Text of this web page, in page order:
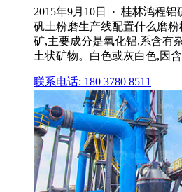
2015年9月10日 · 桂林鸿程
矾土粉磨生产线配置什么磨
矿,主要成分是氧化铝,系含有
土状矿物。白色或灰白色,因
联系电话: 180 3780 8511